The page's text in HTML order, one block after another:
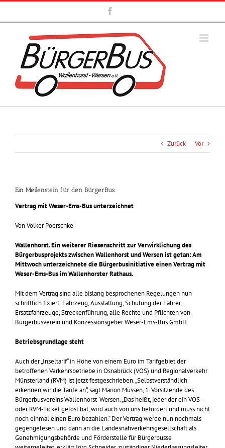
Zum
springen
Zurück Vor
Ein Meilenstein für den BürgerBus
Vertrag mit Weser-Ems-Bus unterzeichnet
Von Volker Poerschke
Wallenhorst. Ein weiterer Riesenschritt zur Verwirklichung des
Bürgerbusprojekts zwischen Wallenhorst und Wersen ist getan: Am
Mittwoch unterzeichnete die Bürgerbusinitiative einen Vertrag mit
Weser-Ems-Bus im Wallenhorster Rathaus.
Mit dem Vertrag sind alle bislang besprochenen Regelungen nun
schriftlich fixiert: Fahrzeug, Ausstattung, Schulung der Fahrer,
Ersatzfahrzeuge, Streckenführung, alle Rechte und Pflichten von
Bürgerbusverein und Konzessionsgeber Weser-Ems-Bus GmbH.
Betriebsgrundlage steht
Auch der „Inseltarif“ in Höhe von einem Euro im Tarifgebiet der
betroffenen Verkehrsbetriebe in Osnabrück (VOS) und Regionalverkehr
Münsterland (RVM) ist jetzt festgeschrieben. „Selbstverständlich
erkennen wir die Tarife an“, sagt Marion Müssen, 1. Vorsitzende des
Bürgerbusvereins Wallenhorst-Wersen. „Das heißt, jeder der ein VOS-
oder RVM-Ticket gelöst hat, wird auch von uns befördert und muss nicht
noch einmal einen Euro bezahlen.“ Der Vertrag werde nun nochmals
gegengelesen und dann an die Landesnahverkehrsgesellschaft als
Genehmigungsbehörde und Förderstelle für Bürgerbusse